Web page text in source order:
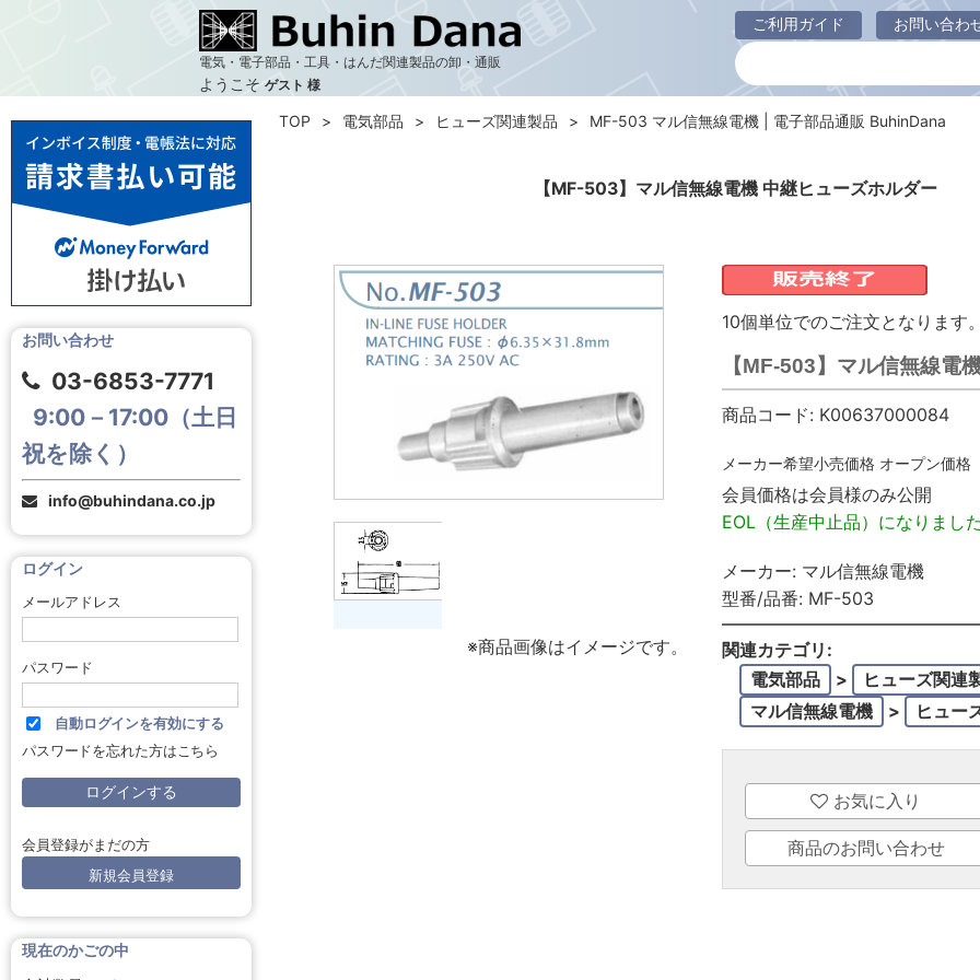
電気・電子部品・工具・はんだ関連製品の卸・通販
ようこそ ゲスト 様
ご利用ガイド お問い合わ
【MF-503】マル信無線電機 中継ヒューズホルダー
お問い合わせ
03-6853-7771
9:00－17:00（土日
祝を除く）
info@buhindana.co.jp
ログイン
メールアドレス
パスワード
自動ログインを有効にする
パスワードを忘れた方はこちら
会員登録がまだの方
新規会員登録
現在のかごの中
TOP 電気部品 ヒューズ関連製品 MF-503 マル信無線電機 | 電子部品通販 BuhinDana
※商品画像はイメージです。
10個単位でのご注文となります。
【MF-503】マル信無線電
商品コード: K00637000084
メーカー希望小売価格 オープン価格
会員価格は会員様のみ公開
EOL（生産中止品）になりました
メーカー: マル信無線電機
型番/品番: MF-503
関連カテゴリ:
電気部品
>
ヒューズ関連
マル信無線電機
> ヒュー
お気に入り
商品のお問い合わせ